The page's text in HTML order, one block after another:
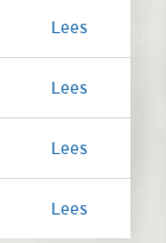
Lees
Lees
Lees
Lees